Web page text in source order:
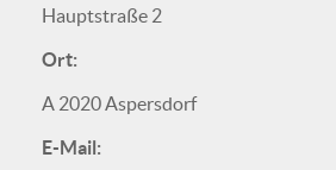
Hauptstraße 2
Ort:
A 2020 Aspersdorf
E-Mail: